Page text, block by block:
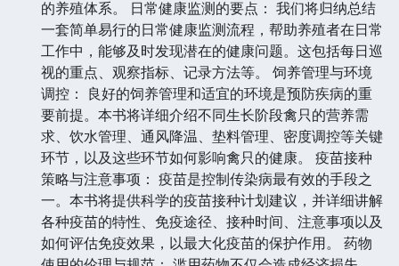
的养殖体系。 日常健康监测的要点： 我们将归纳总结
一套简单易行的日常健康监测流程，帮助养殖者在日常
工作中，能够及时发现潜在的健康问题。这包括每日巡
视的重点、观察指标、记录方法等。 饲养管理与环境
调控： 良好的饲养管理和适宜的环境是预防疾病的重
要前提。本书将详细介绍不同生长阶段禽只的营养需
求、饮水管理、通风降温、垫料管理、密度调控等关键
环节，以及这些环节如何影响禽只的健康。 疫苗接种
策略与注意事项： 疫苗是控制传染病最有效的手段之
一。本书将提供科学的疫苗接种计划建议，并详细讲解
各种疫苗的特性、免疫途径、接种时间、注意事项以及
如何评估免疫效果，以最大化疫苗的保护作用。 药物